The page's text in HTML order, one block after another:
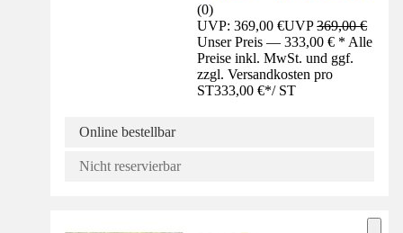
(0)
UVP: 369,00 €UVP369,00 €
Unser Preis — 333,00 € * Alle
Preise inkl. MwSt. und ggf.
zzgl. Versandkosten pro
ST333,00 €*/ ST
Online bestellbar
Nicht reservierbar